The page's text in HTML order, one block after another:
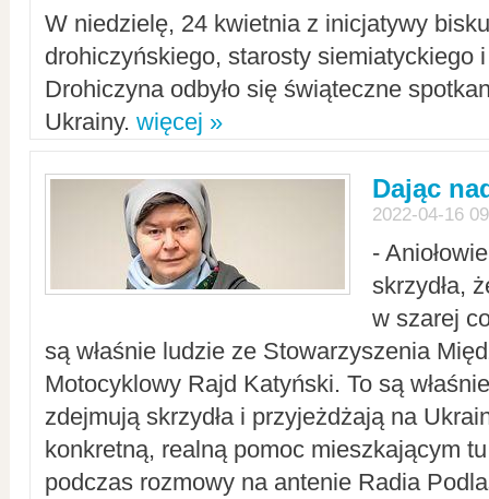
W niedzielę, 24 kwietnia z inicjatywy
drohiczyńskiego, starosty siemiatyckiego
Drohiczyna odbyło się świąteczne
Ukrainy. więcej »
Dając
2022-04-16
-
skrzydła,
w szarej
są właśnie ludzie ze Stowarzyszenia
Motocyklowy Rajd Katyński. To są
zdejmują skrzydła i przyjeżdżają na
konkretną, realną pomoc mieszkającym
podczas rozmowy na antenie Radia